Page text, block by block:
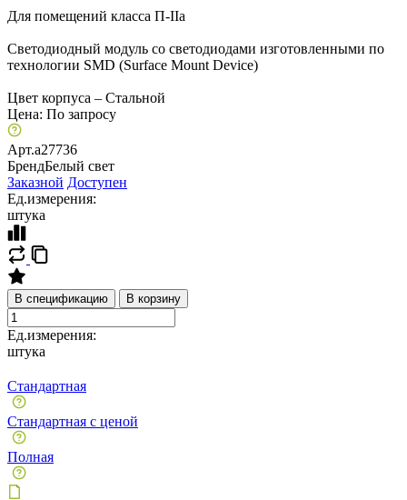
Для помещений класса П-IIа
Светодиодный модуль со светодиодами изготовленными по
технологии SMD (Surface Mount Device)
Цвет корпуса – Стальной
Цена: По запросу
Арт.a27736
БрендБелый свет
Заказной Доступен
Ед.измерения:
штука
В спецификацию В корзину
Ед.измерения:
штука
Стандартная
Стандартная с ценой
Полная